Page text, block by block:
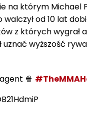
którym Michael
od 10 lat
z których wygrał
uznać wyższość
🍿